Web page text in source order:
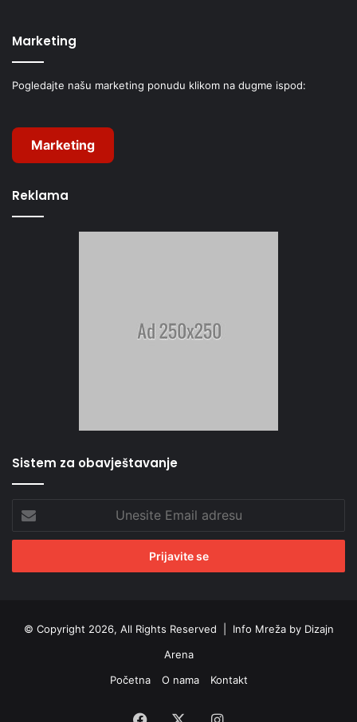
Marketing
Pogledajte našu marketing ponudu klikom na dugme ispod:
Marketing
Reklama
Sistem za obavještavanje
Email
adresu
© Copyright 2026, All Rights Reserved | Info Mreža by Dizajn
Arena
Početna
O nama Kontakt